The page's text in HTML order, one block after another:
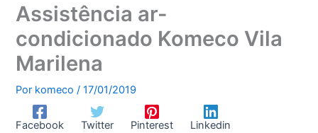
Assistência ar-
condicionado Komeco Vila
Marilena
Por komeco/17/01/2019
Facebook Twitter Pinterest Linkedin